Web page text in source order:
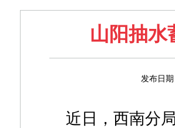
山阳抽水
发布日
近日，西南分